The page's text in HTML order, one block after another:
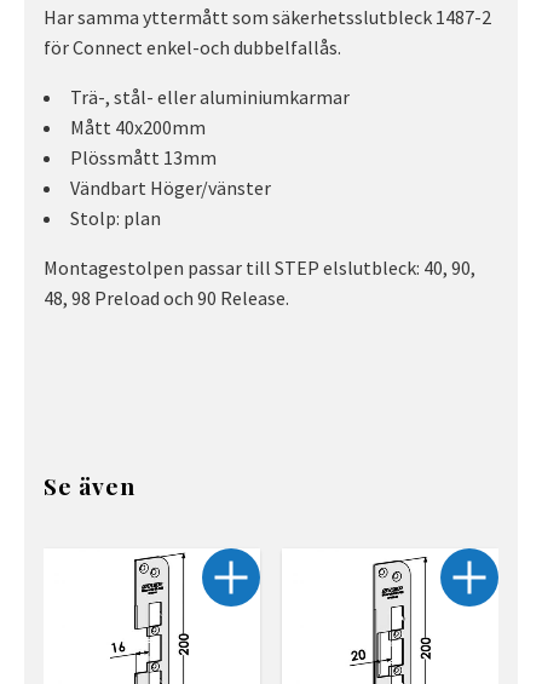
Har samma yttermått som säkerhetsslutbleck 1487-2
för Connect enkel-och dubbelfallås.
Trä-, stål- eller aluminiumkarmar
Mått 40x200mm
Plössmått 13mm
Vändbart Höger/vänster
Stolp: plan
Montagestolpen passar till STEP elslutbleck: 40, 90,
48, 98 Preload och 90 Release.
Se även